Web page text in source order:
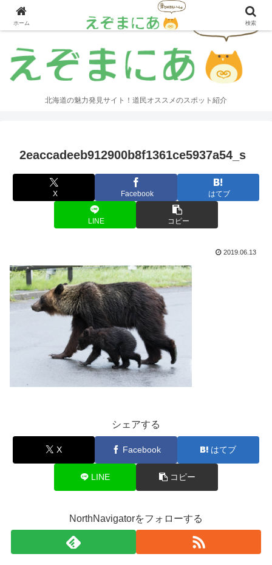
北海道の魅力発見サイト！道民オススメのスポット紹介
2eaccadeeb912900b8f1361ce5937a54_s
X Facebook はてブ
LINE コピー
2019.06.13
シェアする
X Facebook はてブ
LINE コピー
NorthNavigatorをフォローする
ホーム 検索